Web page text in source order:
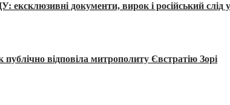
документи, вирок і російський слід у
відповіла митрополиту Євстратію Зорі